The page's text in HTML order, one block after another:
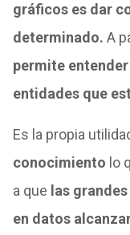
gráficos es dar
determinado. A
permite
entidades que
Es la propia
conocimiento lo
a que las
en datos